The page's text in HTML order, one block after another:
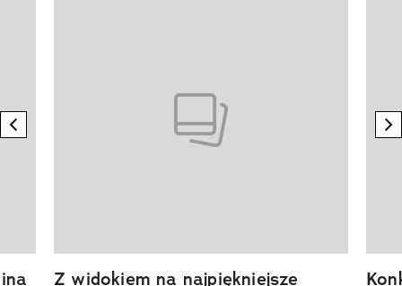
previous element
Z widokiem na najpiękniejsze